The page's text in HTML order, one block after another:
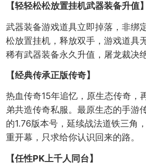
【轻轻松松放置挂机武器装备升值】
武器装备游戏道具立即掉落，非绑
松放置挂机，释放双手，游戏道具
稀有武器装备永久升值，屠龙裁决
【经典传承正版传奇】
热血传奇15年追忆，原生态传奇，
弟共造传奇私服。最原生态的手游
的1.76版本号，延续战法道铁三角
重开幕，只求给你认识回来的路。
【任性PK上千人同台】